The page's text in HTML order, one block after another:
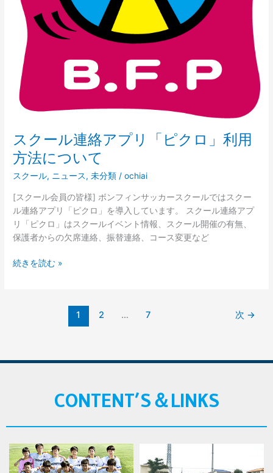
スクール連絡アプリ「ピクロ」利用
方法について
スクール, ニュース,未分類 /ochiai
[スクール会員の皆様] ボンフィンサッカースクールではスクー
ル連絡アプリ「ピクロ」を導入しています。 スクール連絡アプ
リ「ピクロ」はスクールイベント情報、スクール開催の有無、
保護者からの欠席連絡、振替連絡、コース変更など
ロ」
に
つ
続きを読む »
1 2 … 7 次 →
CONTENT’S＆LINKS